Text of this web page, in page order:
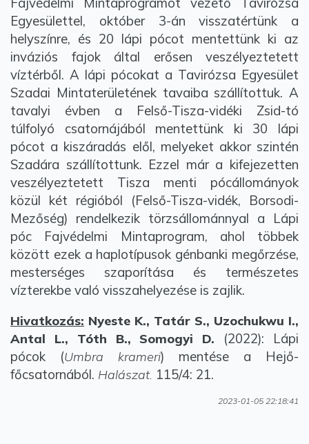
Egyesülettel, október 3-án visszatértünk a
helyszínre, és 20 lápi pócot mentettünk ki az
inváziós fajok által erősen veszélyeztetett
víztérből. A lápi pócokat a Tavirózsa Egyesület
Szadai Mintaterületének tavaiba szállítottuk. A
tavalyi évben a Felső-Tisza-vidéki Zsid-tó
túlfolyó csatornájából mentettünk ki 30 lápi
pócot a kiszáradás elől, melyeket akkor szintén
Szadára szállítottunk. Ezzel már a kifejezetten
veszélyeztetett Tisza menti pócállományok
közül két régióból (Felső-Tisza-vidék, Borsodi-
Mezőség) rendelkezik törzsállománnyal a Lápi
póc Fajvédelmi Mintaprogram, ahol többek
között ezek a haplotípusok génbanki megőrzése,
mesterséges szaporítása és természetes
vízterekbe való visszahelyezése is zajlik.
Hivatkozás: Nyeste K., Tatár S., Uzochukwu I.,
Antal L., Tóth B., Somogyi D. (2022): Lápi
pócok (Umbra krameri) mentése a Hejő-
főcsatornából. Halászat. 115/4: 21.
2023-01-05 22:18:41